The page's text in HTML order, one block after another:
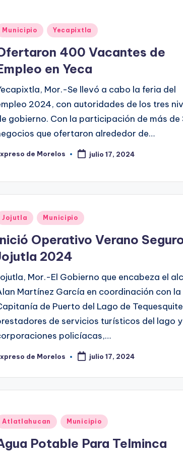
Municipio Yecapixtla
400 Vacantes de
en Yeca
Mor.-Se llevó a cabo la feria del
2024, con autoridades de los tres
gobierno. Con la participación de más de
que ofertaron alrededor de…
de Morelos julio 17, 2024
Jojutla Municipio
Operativo Verano
2024
Mor.-El Gobierno que encabeza el
Martínez García en coordinación con la
de Puerto del Lago de
de servicios turísticos del lago y
policíacas,…
de Morelos julio 17, 2024
Atlatlahucan Municipio
Potable Para Telminca